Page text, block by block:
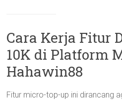
Cara Kerja Fitur
10K di Platform
Hahawin88
Fitur micro-top-up ini dirancang